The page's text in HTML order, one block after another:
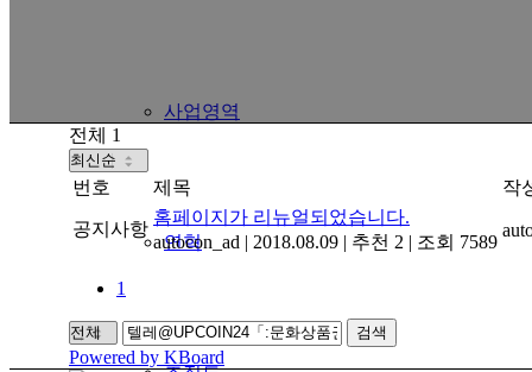
사업영역
연혁
전체 1
번호 제목 작
공지사항
홈페이지가 리뉴얼되었습니다.
autocon_ad | 2018.08.09 | 추천 2 | 조회 7589
1
검색
Powered by KBoard